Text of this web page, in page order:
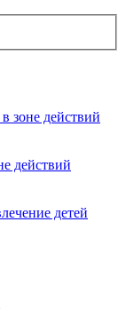
зоне действий
действий
детей